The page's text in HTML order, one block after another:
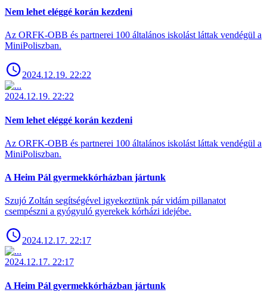
Nem lehet eléggé korán kezdeni
Az ORFK-OBB és partnerei 100 általános iskolást láttak vendégül a
MiniPoliszban.
2024.12.19. 22:22
2024.12.19. 22:22
Nem lehet eléggé korán kezdeni
Az ORFK-OBB és partnerei 100 általános iskolást láttak vendégül a
MiniPoliszban.
A Heim Pál gyermekkórházban jártunk
Szujó Zoltán segítségével igyekeztünk pár vidám pillanatot
csempészni a gyógyuló gyerekek kórházi idejébe.
2024.12.17. 22:17
2024.12.17. 22:17
A Heim Pál gyermekkórházban jártunk